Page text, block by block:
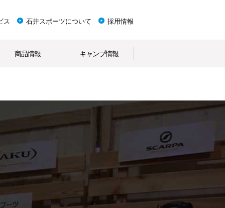
ス 石井スポーツについて 採用情報
商品情報 キャンプ情報